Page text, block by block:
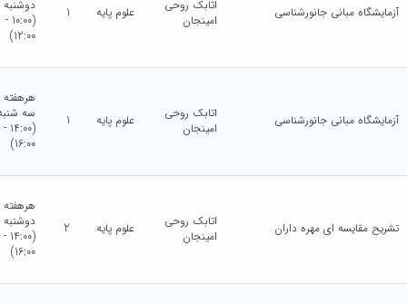
آزمایشگاه مبانی جانورشناسی
اتابک روحی
امینجان
علوم پایه 1
دوشنبه
(10:00 -
12:00)
آزمایشگاه مبانی جانورشناسی
اتابک روحی
امینجان
علوم پایه 1
هرهفته
سه
(14:00 -
16:00)
تشریح مقایسه ای مهره داران
اتابک روحی
امینجان
علوم پایه 2
هرهفته
دوشنبه
(14:00 -
16:00)